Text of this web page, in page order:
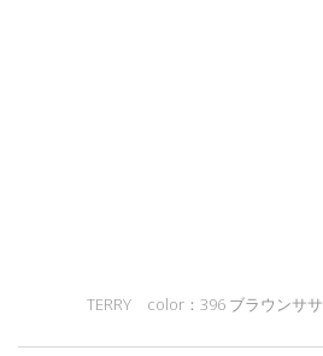
TERRY color：396 ブラウンササ